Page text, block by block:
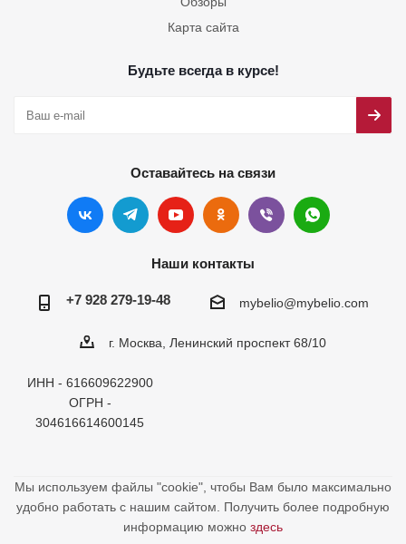
Карта сайта
Будьте всегда в курсе!
Оставайтесь на связи
Наши контакты
+7 928 279-19-48 mybelio@mybelio.com
г. Москва, Ленинский проспект 68/10
ИНН - 616609622900
ОГРН -
304616614600145
Мы используем файлы "cookie", чтобы Вам было максимально
удобно работать с нашим сайтом. Получить более подробную
информацию можно здесь